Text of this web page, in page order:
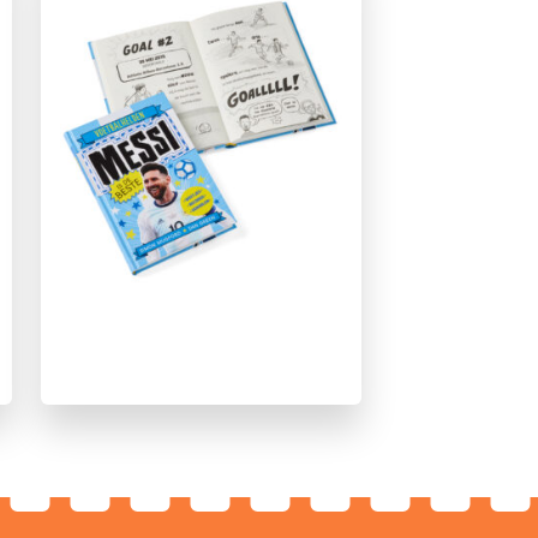
Kinderboeken over voetbal
Non-fictie
Simon Mugford
Dan Green